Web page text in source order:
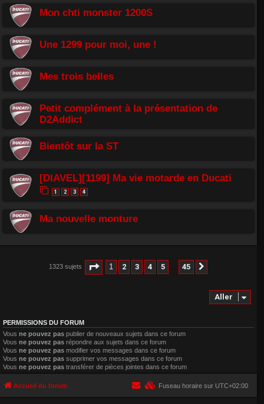
Mon chti monster 1200S
Une 1299 pour moi, une !
Mes trois belles
Petit complément à la présentation de
D2Addict
Bientôt sur la ST
[DIAVEL][1199] Ma vie motarde en Ducati
1 2 3 4
Ma nouvelle monture
1323 sujets Page 1sur 45
1 2 3 4 5 45
Aller
PERMISSIONS DU FORUM
Vous ne pouvez pas publier de nouveaux sujets dans ce forum
Vous ne pouvez pas répondre aux sujets dans ce forum
Vous ne pouvez pas modifier vos messages dans ce forum
Vous ne pouvez pas supprimer vos messages dans ce forum
Vous ne pouvez pas transférer de pièces jointes dans ce forum
Accueil du forum Fuseau horaire sur UTC+02:00